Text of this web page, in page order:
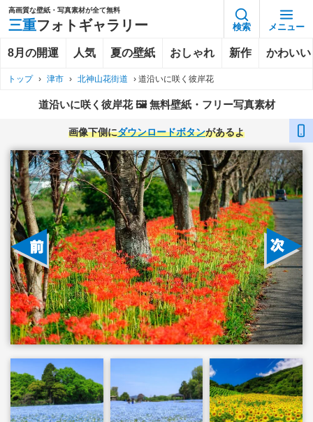
高画質な壁紙・写真素材が全て無料
三重フォトギャラリー 検索 メニュー
8月の開運 人気 夏の壁紙 おしゃれ 新作 かわいい
トップ › 津市 › 北神山花街道 › 道沿いに咲く彼岸花
道沿いに咲く彼岸花 🖼️ 無料壁紙・フリー写真素材
画像下側にダウンロードボタンがあるよ